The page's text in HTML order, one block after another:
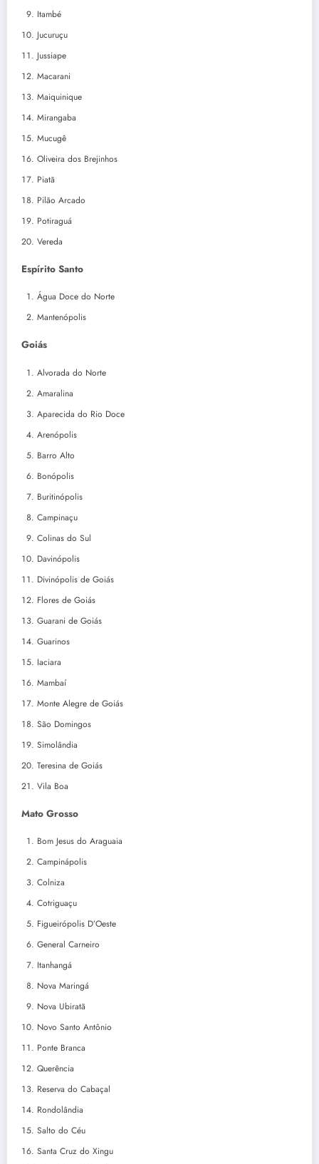
Itambé
Jucuruçu
Jussiape
Macarani
Maiquinique
Mirangaba
Mucugê
Oliveira dos Brejinhos
Piatã
Pilão Arcado
Potiraguá
Vereda
Espírito Santo
Água Doce do Norte
Mantenópolis
Goiás
Alvorada do Norte
Amaralina
Aparecida do Rio Doce
Arenópolis
Barro Alto
Bonópolis
Buritinópolis
Campinaçu
Colinas do Sul
Davinópolis
Divinópolis de Goiás
Flores de Goiás
Guarani de Goiás
Guarinos
Iaciara
Mambaí
Monte Alegre de Goiás
São Domingos
Simolândia
Teresina de Goiás
Vila Boa
Mato Grosso
Bom Jesus do Araguaia
Campinápolis
Colniza
Cotriguaçu
Figueirópolis D’Oeste
General Carneiro
Itanhangá
Nova Maringá
Nova Ubiratã
Novo Santo Antônio
Ponte Branca
Querência
Reserva do Cabaçal
Rondolândia
Salto do Céu
Santa Cruz do Xingu